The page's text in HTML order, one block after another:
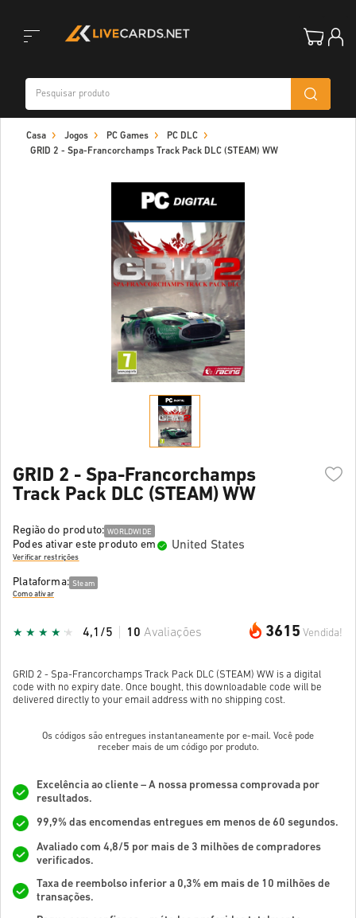
navigation
Casa Jogos PC Games
PC DLC
GRID 2 - Spa-Francorchamps Track Pack DLC (STEAM) WW
GRID 2 - Spa-Francorchamps
Track Pack DLC (STEAM) WW
Região do produto: WORLDWIDE
Podes ativar este produto em United States
Verificar restrições
Plataforma: Steam
Como ativar
3615 Vendida!
4,1/5 10 Avaliações
GRID 2 - Spa-Francorchamps Track Pack DLC (STEAM) WW is a digital
code with no expiry date. Once bought, this downloadable code will be
delivered directly to your email address with no shipping cost.
Os códigos são entregues instantaneamente por e-mail. Você pode
receber mais de um código por produto.
Excelência ao cliente – A nossa promessa comprovada por
resultados.
99,9% das encomendas entregues em menos de 60 segundos.
Avaliado com 4,8/5 por mais de 3 milhões de compradores
verificados.
Taxa de reembolso inferior a 0,3% em mais de 10 milhões de
transações.